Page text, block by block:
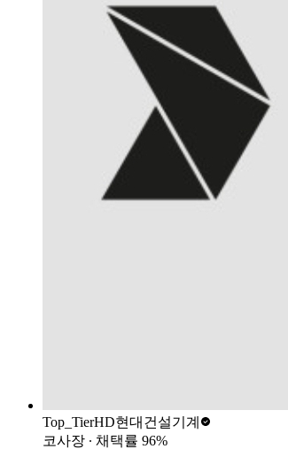
Top_TierHD현대건설기계
코사장 ∙ 채택률 96%